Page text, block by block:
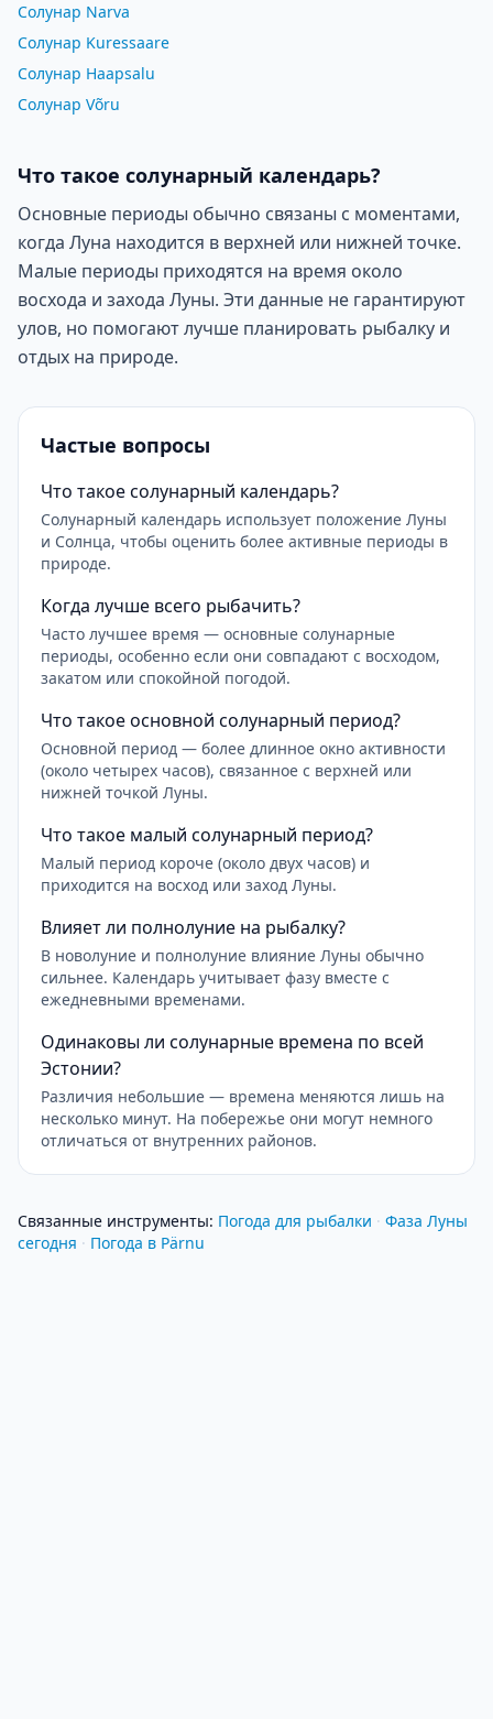
Солунар Narva
Солунар Kuressaare
Солунар Haapsalu
Солунар Võru
Что такое солунарный календарь?
Основные периоды обычно связаны с моментами,
когда Луна находится в верхней или нижней точке.
Малые периоды приходятся на время около
восхода и захода Луны. Эти данные не гарантируют
улов, но помогают лучше планировать рыбалку и
отдых на природе.
Частые вопросы
Что такое солунарный календарь?
Солунарный календарь использует положение Луны
и Солнца, чтобы оценить более активные периоды в
природе.
Когда лучше всего рыбачить?
Часто лучшее время — основные солунарные
периоды, особенно если они совпадают с восходом,
закатом или спокойной погодой.
Что такое основной солунарный период?
Основной период — более длинное окно активности
(около четырех часов), связанное с верхней или
нижней точкой Луны.
Что такое малый солунарный период?
Малый период короче (около двух часов) и
приходится на восход или заход Луны.
Влияет ли полнолуние на рыбалку?
В новолуние и полнолуние влияние Луны обычно
сильнее. Календарь учитывает фазу вместе с
ежедневными временами.
Одинаковы ли солунарные времена по всей
Эстонии?
Различия небольшие — времена меняются лишь на
несколько минут. На побережье они могут немного
отличаться от внутренних районов.
Связанные инструменты: Погода для рыбалки · Фаза Луны
сегодня · Погода в Pärnu